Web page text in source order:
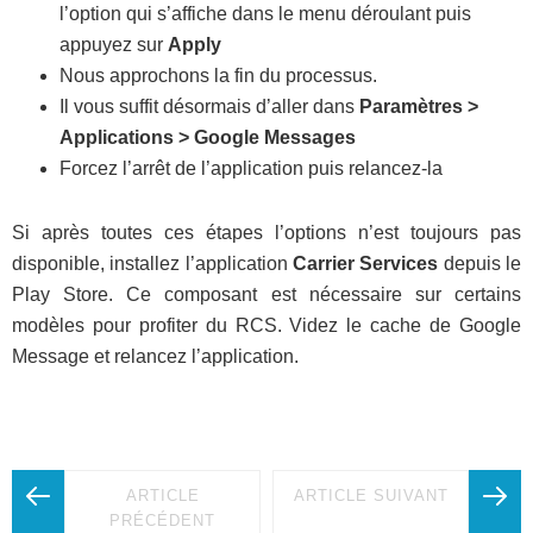
l’option qui s’affiche dans le menu déroulant puis
appuyez sur Apply
Nous approchons la fin du processus.
Il vous suffit désormais d’aller dans Paramètres >
Applications > Google Messages
Forcez l’arrêt de l’application puis relancez-la
Si après toutes ces étapes l’options n’est toujours pas
disponible, installez l’application Carrier Services depuis le
Play Store. Ce composant est nécessaire sur certains
modèles pour profiter du RCS. Videz le cache de Google
Message et relancez l’application.
ARTICLE
PRÉCÉDENT
ARTICLE SUIVANT